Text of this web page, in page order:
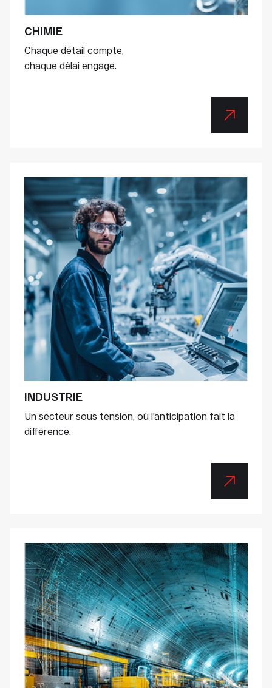
CHIMIE
Chaque détail compte,
chaque délai engage.
INDUSTRIE
Un secteur sous tension, où l’anticipation fait la
différence.